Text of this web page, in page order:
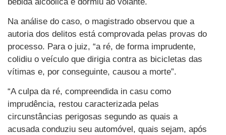
Na análise do caso, o magistrado observou que a
autoria dos delitos está comprovada pelas provas do
processo. Para o juiz, “a ré, de forma imprudente,
colidiu o veículo que dirigia contra as bicicletas das
vítimas e, por conseguinte, causou a morte”.
“A culpa da ré, compreendida in casu como
imprudência, restou caracterizada pelas
circunstâncias perigosas segundo as quais a
acusada conduziu seu automóvel, quais sejam, após